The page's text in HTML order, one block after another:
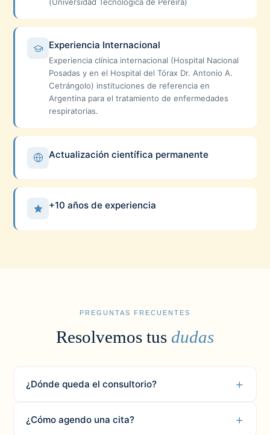
Experiencia Internacional
Experiencia clínica internacional (Hospital Nacional
Posadas y en el Hospital del Tórax Dr. Antonio A.
Cetrángolo) instituciones de referencia en
Argentina para el tratamiento de enfermedades
respiratorias.
Actualización científica permanente
+10 años de experiencia
PREGUNTAS FRECUENTES
Resolvemos tus dudas
¿Dónde queda el consultorio?
¿Cómo agendo una cita?